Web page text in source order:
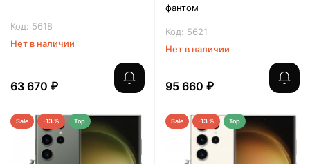
Код: 5618
Нет в наличии
63 670 ₽
фантом
Код: 5621
Нет в наличии
95 660 ₽
Sale -13 % Top Sale -13 % Top